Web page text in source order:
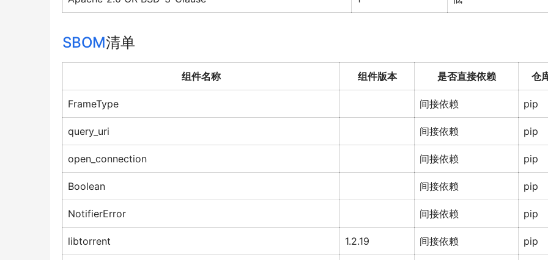
SBOM清单
组件名称 组件版本 是否直接依赖 仓
FrameType 间接依赖 pip
query_uri 间接依赖 pip
open_connection 间接依赖 pip
Boolean 间接依赖 pip
NotifierError 间接依赖 pip
libtorrent 1.2.19 间接依赖 pip